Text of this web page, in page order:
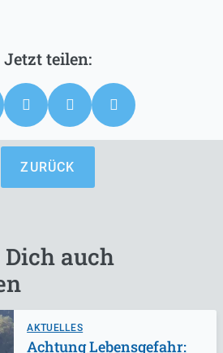
ZURÜCK
auch
AKTUELLES
Achtung Lebensgefahr: